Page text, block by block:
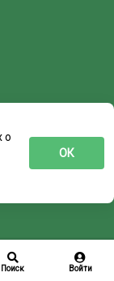
Поиск Войти
о
ОК